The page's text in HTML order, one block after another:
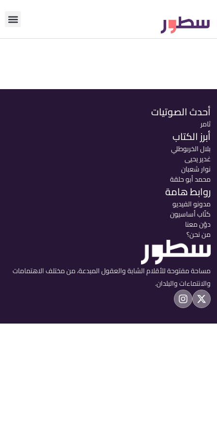
أحدث الصوتيات
ثامر
أبرز الكتاب
بلال الخربوطلي
غدير يحيى
نوار شعبان
محمد أبو حلقة
روابط هامة
مدونو الفيديو
كتّاب أساسيون
دوّن معنا
من نحن؟
مساحة مفتوحة للأقلام الشابة والعقول المبدعة، من مختلف الاهتمامات
والانتماءات والبلدان.